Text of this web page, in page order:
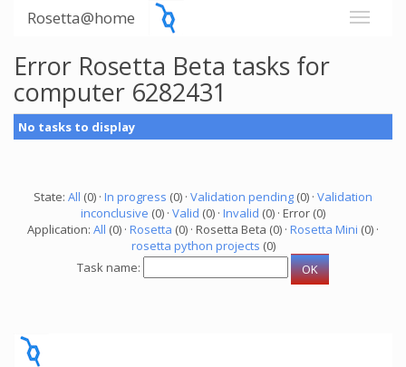
Rosetta@home
Error Rosetta Beta tasks for
computer 6282431
No tasks to display
State: All (0) · In progress (0) · Validation pending (0) · Validation
inconclusive (0) · Valid (0) · Invalid (0) · Error (0)
Application: All (0) · Rosetta (0) · Rosetta Beta (0) · Rosetta Mini (0) ·
rosetta python projects (0)
Task name: